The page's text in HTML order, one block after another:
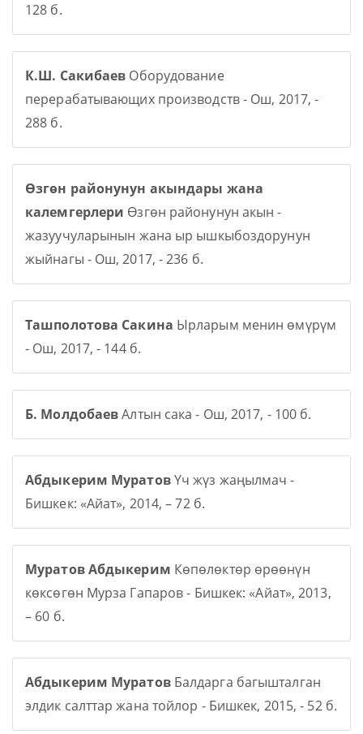
128 б.
К.Ш. Сакибаев Оборудование
перерабатывающих производств - Ош, 2017, -
288 б.
Өзгөн районунун акындары жана
калемгерлери Өзгөн районунун акын -
жазуучуларынын жана ыр ышкыбоздорунун
жыйнагы - Ош, 2017, - 236 б.
Ташполотова Сакина Ырларым менин өмүрүм
- Ош, 2017, - 144 б.
Б. МолдобаевАлтын сака - Ош, 2017, - 100 б.
Абдыкерим МуратовҮч жүз жаңылмач -
Бишкек: «Айат», 2014, – 72 б.
Муратов Абдыкерим Көпөлөктөр өрөөнүн
көксөгөн Мурза Гапаров - Бишкек: «Айат», 2013,
– 60 б.
Абдыкерим МуратовБалдарга багышталган
элдик салттар жана тойлор - Бишкек, 2015, - 52 б.